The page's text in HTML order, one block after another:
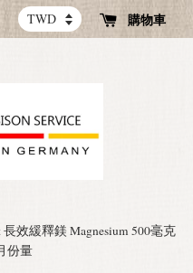
購物車
長效緩釋鎂 Magnesium 500毫克
份量